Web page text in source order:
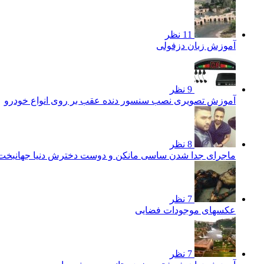
11 نظر
آموزش زبان دزفولی
9 نظر
آموزش تصویری نصب سنسور دنده عقب بر روی انواع خودرو
8 نظر
ماجرای جدا شدن ساسی مانکن و دوست دخترش دنیا
7 نظر
عکسهای موجودات فضایی
7 نظر